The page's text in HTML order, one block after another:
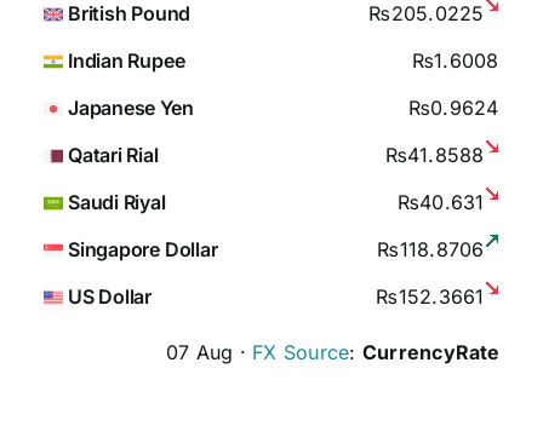
British Pound
₨205.0225
Indian Rupee
₨1.6008
Japanese Yen
₨0.9624
Qatari Rial
₨41.8588
Saudi Riyal
₨40.631
Singapore Dollar
₨118.8706
US Dollar
₨152.3661
07 Aug · FX Source: CurrencyRate